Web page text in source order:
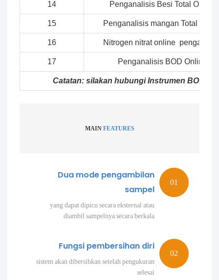
14 Penganalisis Besi Total Online
15 Penganalisis mangan Total
16 Nitrogen nitrat online
17 Penganalisis BOD Online
Catatan: silakan hubungi Instrumen BOQU
MAIN FEATURES
Dua mode pengambilan
sampel
yang dapat dipicu secara eksternal atau
diambil sampelnya secara berkala
Fungsi pembersihan diri
sistem akan dibersihkan setelah pengukuran
selesai